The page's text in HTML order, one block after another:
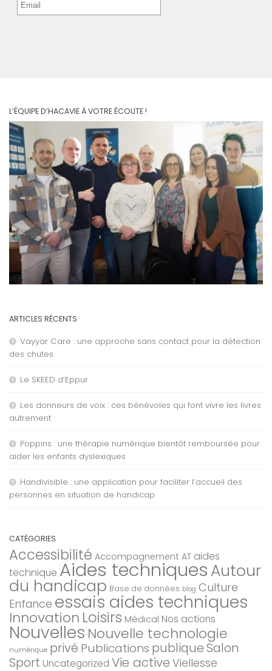
L’ÉQUIPE D’HACAVIE À VOTRE ÉCOUTE !
ARTICLES RÉCENTS
Vayyar Care : une approche sans contact pour la détection
des chutes
Le SKEED d’Eppur
Les donneurs de voix : ces bénévoles qui font vivre les livres
autrement
Poppins : une thérapie numérique bientôt remboursée pour
aider les enfants dyslexiques
Handivisible : une application pour faciliter l’accueil des
personnes en situation de handicap
CATÉGORIES
Accessibilité Accompagnement AT aides
technique Aides techniquesAutour
du handicap Base de données blog Culture
Enfance essais aides techniques
Innovation Loisirs Médical Nos actions
Nouvelles Nouvelle technologie
numérique privé Publications publiqueSalon
Sport Uncategorized Vie active Viellesse